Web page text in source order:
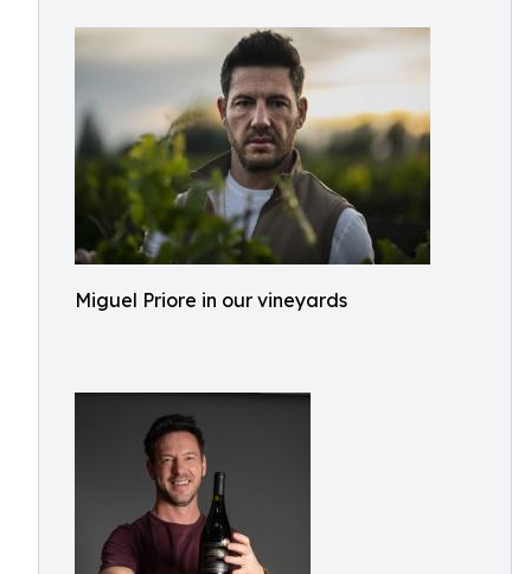
Miguel Priore in our vineyards